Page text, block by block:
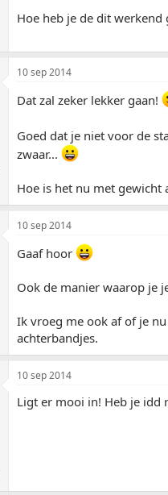
Hoe heb je de dit werkend
10 sep 2014
Dat zal zeker lekker gaan!
Goed dat je niet voor de
zwaar...
Hoe is het nu met gewicht
10 sep 2014
Gaaf hoor
Ook de manier waarop je
Ik vroeg me ook af of je
achterbandjes.
10 sep 2014
Ligt er mooi in! Heb je idd